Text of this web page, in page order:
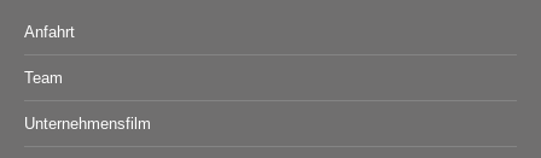
Anfahrt
Team
Unternehmensfilm